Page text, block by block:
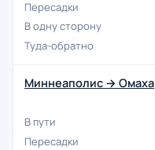
Миннеаполис → Омаха